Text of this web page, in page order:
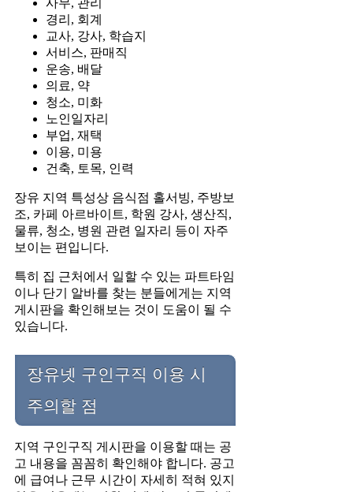
사무, 관리
경리, 회계
교사, 강사, 학습지
서비스, 판매직
운송, 배달
의료, 약
청소, 미화
노인일자리
부업, 재택
이용, 미용
건축, 토목, 인력
장유 지역 특성상 음식점 홀서빙, 주방보
조, 카페 아르바이트, 학원 강사, 생산직,
물류, 청소, 병원 관련 일자리 등이 자주
보이는 편입니다.
특히 집 근처에서 일할 수 있는 파트타임
이나 단기 알바를 찾는 분들에게는 지역
게시판을 확인해보는 것이 도움이 될 수
있습니다.
장유넷 구인구직 이용 시
주의할 점
지역 구인구직 게시판을 이용할 때는 공
고 내용을 꼼꼼히 확인해야 합니다. 공고
에 급여나 근무 시간이 자세히 적혀 있지